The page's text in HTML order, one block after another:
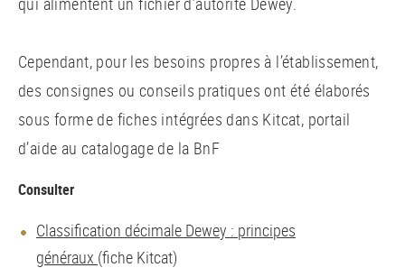
Cependant, pour les besoins propres à l’établissement,
des consignes ou conseils pratiques ont été élaborés
sous forme de fiches intégrées dans Kitcat, portail
d’aide au catalogage de la BnF
Consulter
Classification décimale Dewey : principes
généraux (fiche Kitcat)